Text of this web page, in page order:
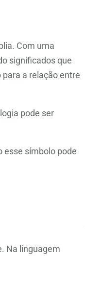
Com uma
significados que
a relação entre
pode ser
esse símbolo pode
Na linguagem